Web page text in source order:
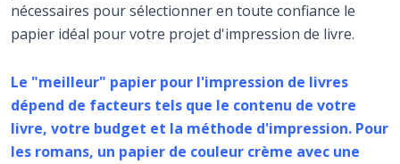
nécessaires pour sélectionner en toute confiance le
papier idéal pour votre projet d'impression de livre.
Le "meilleur" papier pour l'impression de livres
dépend de facteurs tels que le contenu de votre
livre, votre budget et la méthode d'impression. Pour
les romans, un papier de couleur crème avec une